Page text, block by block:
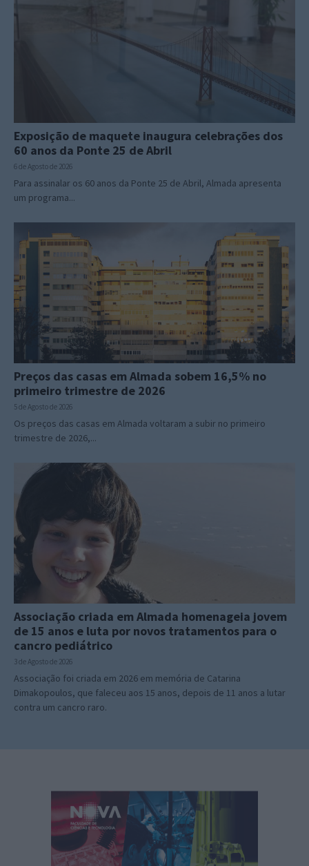
Exposição de maquete inaugura celebrações dos
60 anos da Ponte 25 de Abril
6 de Agosto de 2026
Para assinalar os 60 anos da Ponte 25 de Abril, Almada apresenta
um programa...
Preços das casas em Almada sobem 16,5% no
primeiro trimestre de 2026
5 de Agosto de 2026
Os preços das casas em Almada voltaram a subir no primeiro
trimestre de 2026,...
Associação criada em Almada homenageia jovem
de 15 anos e luta por novos tratamentos para o
cancro pediátrico
3 de Agosto de 2026
Associação foi criada em 2026 em memória de Catarina
Dimakopoulos, que faleceu aos 15 anos, depois de 11 anos a lutar
contra um cancro raro.